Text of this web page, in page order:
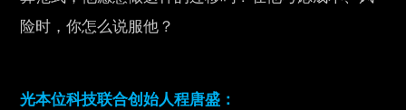
险时，你怎么说服他？
光本位科技联合创始人程唐盛：